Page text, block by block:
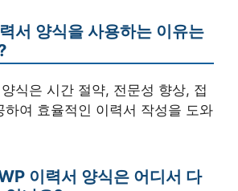
서 양식을 사용하는 이유는
식은 시간 절약, 전문성 향상, 접
하여 효율적인 이력서 작성을 도와
이력서 양식은 어디서 다